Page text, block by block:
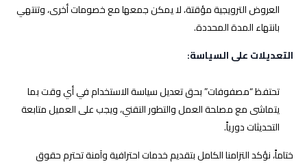
العروض الترويجية مؤقتة، لا يمكن جمعها مع خصومات أخرى، وتنتهي
بانتهاء المدة المحددة.
التعديلات على السياسة:
تحتفظ “مصفوفات” بحق تعديل سياسة الاستخدام في أي وقت بما
يتماشى مع مصلحة العمل والتطور التقني، ويجب على العميل متابعة
التحديثات دورياً.
ختاماً، نؤكد التزامنا الكامل بتقديم خدمات احترافية وآمنة تحترم حقوق